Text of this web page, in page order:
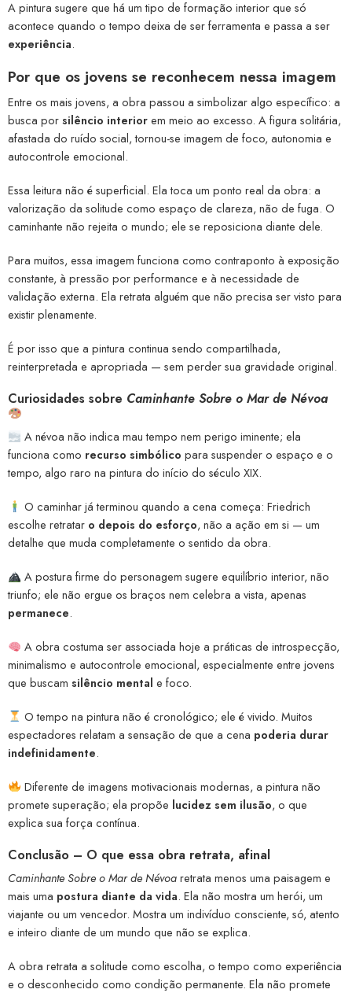
A pintura sugere que há um tipo de formação interior que só
acontece quando o tempo deixa de ser ferramenta e passa a ser
experiência.
Por que os jovens se reconhecem nessa imagem
Entre os mais jovens, a obra passou a simbolizar algo específico: a
busca porsilêncio interiorem meio ao excesso. A figura solitária,
afastada do ruído social, tornou-se imagem de foco, autonomia e
autocontrole emocional.
Essa leitura não é superficial. Ela toca um ponto real da obra: a
valorização da solitude como espaço de clareza, não de fuga. O
caminhante não rejeita o mundo; ele se reposiciona diante dele.
Para muitos, essa imagem funciona como contraponto à exposição
constante, à pressão por performance e à necessidade de
validação externa. Ela retrata alguém que não precisa ser visto para
existir plenamente.
É por isso que a pintura continua sendo compartilhada,
reinterpretada e apropriada — sem perder sua gravidade original.
Curiosidades sobre Caminhante Sobre o Mar de Névoa
A névoa não indica mau tempo nem perigo iminente; ela
funciona como recurso simbólico para suspender o espaço e o
tempo, algo raro na pintura do início do século XIX.
O caminhar já terminou quando a cena começa: Friedrich
escolhe retratar o depois do esforço, não a ação em si — um
detalhe que muda completamente o sentido da obra.
A postura firme do personagem sugere equilíbrio interior, não
triunfo; ele não ergue os braços nem celebra a vista, apenas
permanece.
A obra costuma ser associada hoje a práticas de introspecção,
minimalismo e autocontrole emocional, especialmente entre jovens
que buscam silêncio mental e foco.
O tempo na pintura não é cronológico; ele é vivido. Muitos
espectadores relatam a sensação de que a cena poderia durar
indefinidamente.
Diferente de imagens motivacionais modernas, a pintura não
promete superação; ela propõe lucidez sem ilusão, o que
explica sua força contínua.
Conclusão – O que essa obra retrata, afinal
Caminhante Sobre o Mar de Névoaretrata menos uma paisagem e
mais uma postura diante da vida. Ela não mostra um herói, um
viajante ou um vencedor. Mostra um indivíduo consciente, só, atento
e inteiro diante de um mundo que não se explica.
A obra retrata a solitude como escolha, o tempo como experiência
e o desconhecido como condição permanente. Ela não promete